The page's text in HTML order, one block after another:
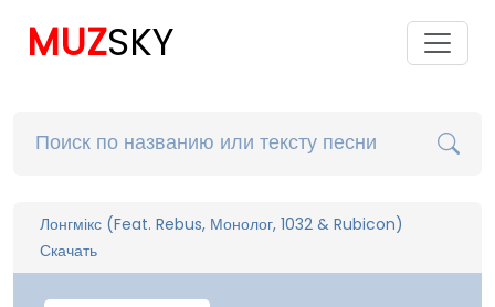
MUZSKY
Лонгмікс (Feat. Rebus, Монолог, 1032 & Rubicon)
Скачать